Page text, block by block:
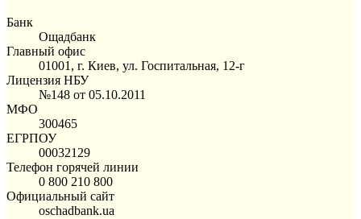
Банк
Ощадбанк
Главный офис
01001, г. Киев, ул. Госпитальная, 12-г
Лицензия НБУ
№148 от 05.10.2011
МФО
300465
ЕГРПОУ
00032129
Телефон горячей линии
0 800 210 800
Официальный сайт
oschadbank.ua